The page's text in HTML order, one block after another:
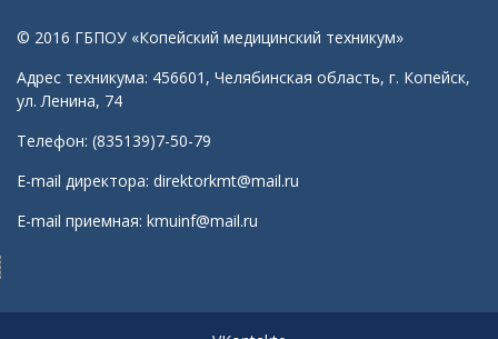
© 2016 ГБПОУ «Копейский медицинский техникум»
Адрес техникума: 456601, Челябинская область, г. Копейск,
ул. Ленина, 74
Телефон: (835139)7-50-79
E-mail директора: direktorkmt@mail.ru
E-mail приемная: kmuinf@mail.ru